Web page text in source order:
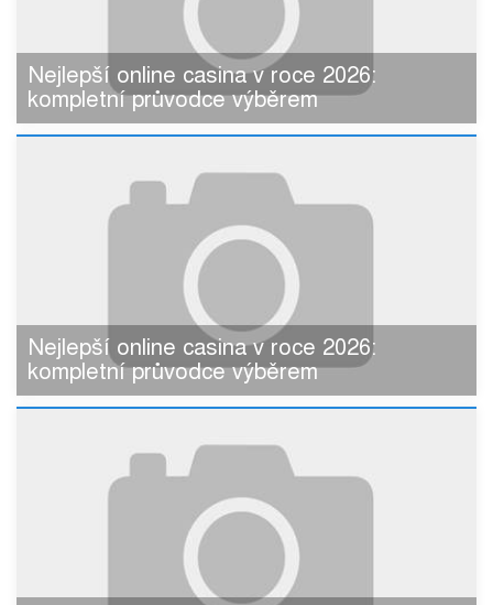
Nejlepší online casina v roce 2026:
kompletní průvodce výběrem
Nejlepší online casina v roce 2026:
kompletní průvodce výběrem